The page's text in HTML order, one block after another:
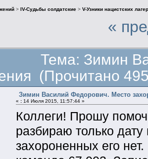
> IV-Судьбы солдатские> V-Узники нацистских
«
Тема: Зимин
(Прочитано
Зимин Василий Федорович. Место
« :14 Июля 2015, 11:57:44 »
Коллеги! Прошу
разбираю только
захороненных его